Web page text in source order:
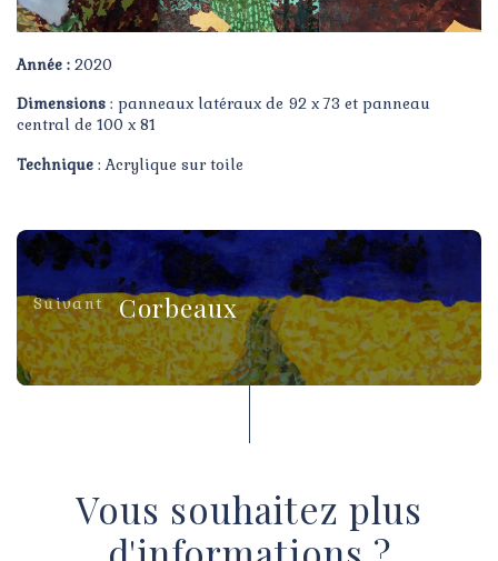
Année : 2020
Dimensions : panneaux latéraux de 92 x 73 et panneau
central de 100 x 81
Technique : Acrylique sur toile
Suivant Corbeaux
Vous souhaitez plus